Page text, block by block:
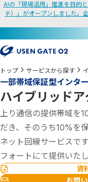
AIの「現場活用」推進を目的
チ）」がオープンしました。
トップ サービスから探す
一部帯域保証型インタ
ハイブリッドア
上り通信の提供帯域を
だき、そのうち10%を
ネット回線サービスで
フォートにて提供いたし
資
お問